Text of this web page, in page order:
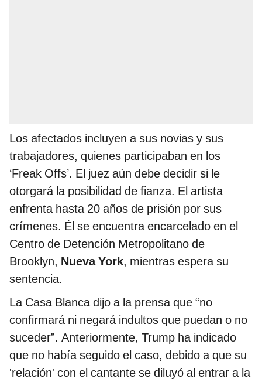
Los afectados incluyen a sus novias y sus
trabajadores, quienes participaban en los
‘Freak Offs’. El juez aún debe decidir si le
otorgará la posibilidad de fianza. El artista
enfrenta hasta 20 años de prisión por sus
crímenes. Él se encuentra encarcelado en el
Centro de Detención Metropolitano de
Brooklyn, Nueva York, mientras espera su
sentencia.
La Casa Blanca dijo a la prensa que “no
confirmará ni negará indultos que puedan o no
suceder”. Anteriormente, Trump ha indicado
que no había seguido el caso, debido a que su
'relación' con el cantante se diluyó al entrar a la